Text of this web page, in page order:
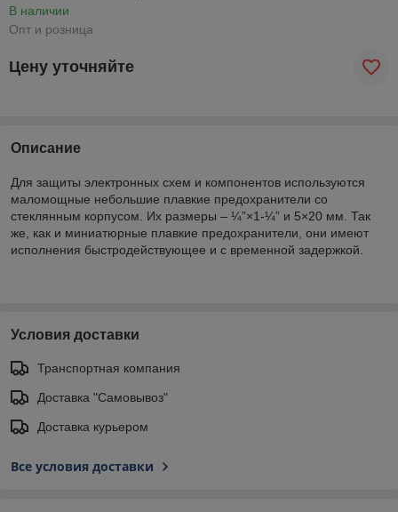
В наличии
Опт и розница
Цену уточняйте
Описание
Для защиты электронных схем и компонентов используются
маломощные небольшие плавкие предохранители со
стеклянным корпусом. Их размеры – ¼”×1-¼” и 5×20 мм. Так
же, как и миниатюрные плавкие предохранители, они имеют
исполнения быстродействующее и с временной задержкой.
Условия доставки
Транспортная компания
Доставка "Самовывоз"
Доставка курьером
Все условия доставки